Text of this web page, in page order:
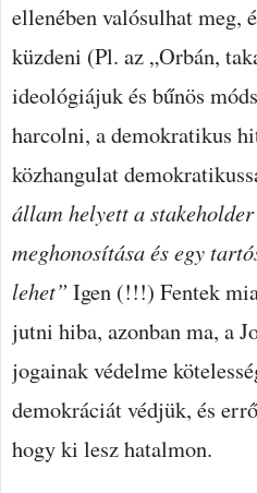
ellenében valósulhat meg,
küzdeni (Pl. az „Orbán,
ideológiájuk és bűnös
harcolni, a demokratikus
közhangulat
állam helyett a
meghonosítása és egy
lehet”Igen (!!!) Fentek
jutni hiba, azonban ma, a
jogainak védelme
demokráciát védjük, és
hogy ki lesz hatalmon.